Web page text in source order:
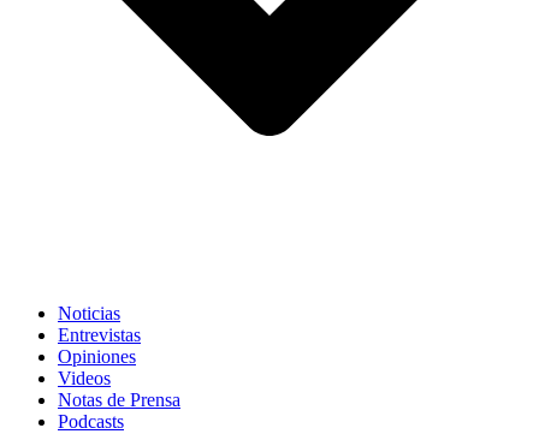
Noticias
Entrevistas
Opiniones
Videos
Notas de Prensa
Podcasts